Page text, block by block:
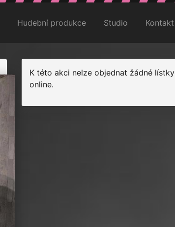
Hudební produkce Studio Kontakt
K této akci nelze objednat žádné lístky
online.